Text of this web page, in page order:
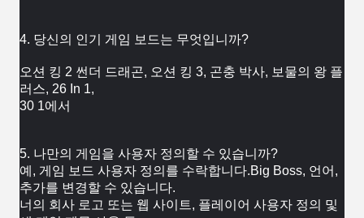
4. 당신의 인기 게임 보드는 무엇입니까?
오션 킹 2 썬더 드래곤, 오션 킹 3, 곤충 박사, 보물의 왕 플
러스, 26 In 1,
30 1에서
5. 나만의 게임을 사용자 정의할 수 있습니까?
예, 게임 보드 사용자 정의를 수락합니다.Big Boss, 언어,
추가를 변경할 수 있습니다.
너의 회사 로고 또는 웹 사이트, 플레이어 사용자 정의 및